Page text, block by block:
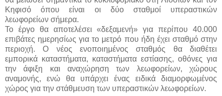
Κηφισό όπου είναι οι δύο σταθμοί υπεραστικών
λεωφορείων σήμερα.
Το έργο θα αποτελέσει «δεξαμενή» για περίπου 40.000
επιβάτες ημερησίως για το μετρό που ήδη έχει σταθμό στην
περιοχή. Ο νέος ενοποιημένος σταθμός θα διαθέτει
εμπορικά καταστήματα, καταστήματα εστίασης, οθόνες για
την άφιξη και αναχώρηση των λεωφορείων, χώρους
αναμονής, ενώ θα υπάρχει ένας ειδικά διαμορφωμένος
χώρος για την στάθμευση των υπεραστικών λεωφορείων.